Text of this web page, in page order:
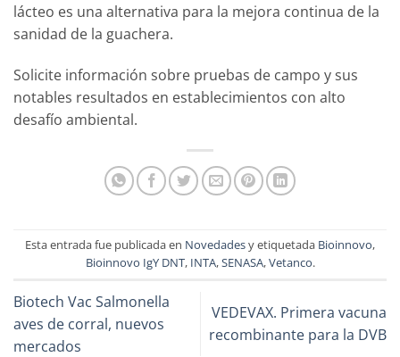
lácteo es una alternativa para la mejora continua de la
sanidad de la guachera.
Solicite información sobre pruebas de campo y sus
notables resultados en establecimientos con alto
desafío ambiental.
Esta entrada fue publicada en Novedadesy etiquetada Bioinnovo,
Bioinnovo IgY DNT, INTA,SENASA,Vetanco.
Biotech Vac Salmonella
aves de corral, nuevos
mercados
VEDEVAX. Primera vacuna
recombinante para la DVB